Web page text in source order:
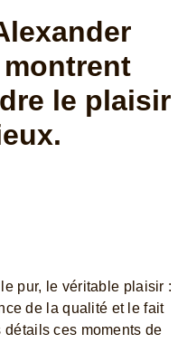
le plaisir
pur, le véritable plaisir :
de la qualité et le fait
ces moments de